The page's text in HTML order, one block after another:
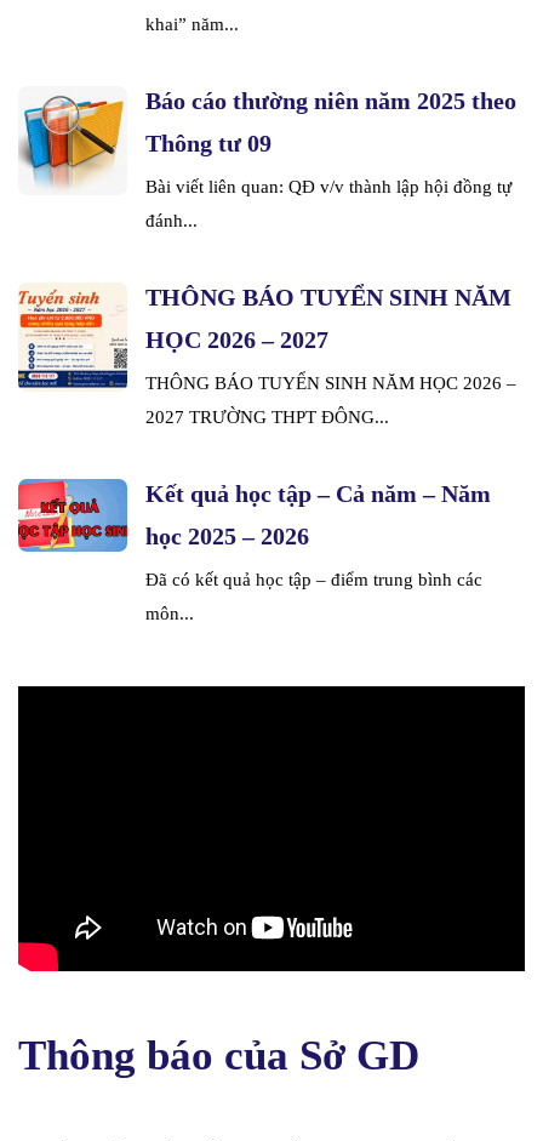
khai” năm...
Báo cáo thường niên năm 2025 theo
Thông tư 09
Bài viết liên quan: QĐ v/v thành lập hội đồng tự
đánh...
THÔNG BÁO TUYỂN SINH NĂM
HỌC 2026 – 2027
THÔNG BÁO TUYỂN SINH NĂM HỌC 2026 –
2027 TRƯỜNG THPT ĐÔNG...
Kết quả học tập – Cả năm – Năm
học 2025 – 2026
Đã có kết quả học tập – điểm trung bình các
môn...
Thông báo của Sở GD